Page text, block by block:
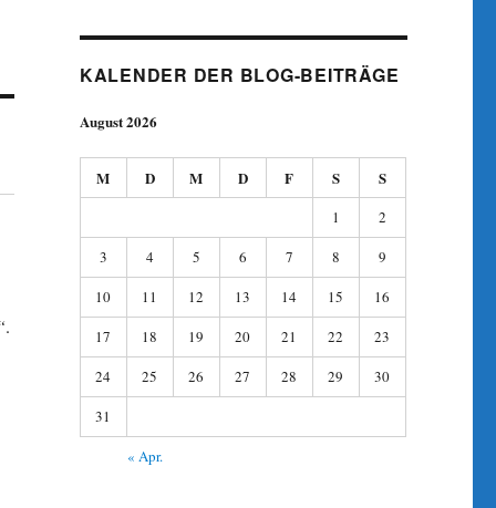
.
KALENDER DER BLOG-BEITRÄGE
August 2026
M D M D F S S
1
2
3
4 5 6 7 8
9
10
11 12 13 14 15
16
17
18 19 20 21 22
23
24
25 26 27 28 29
30
31
« Apr.